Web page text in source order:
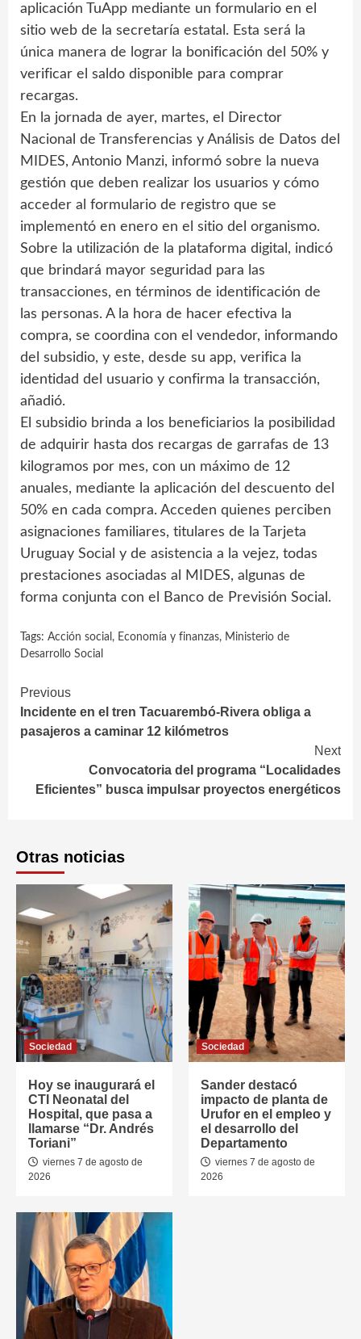
aplicación TuApp mediante un formulario en el
sitio web de la secretaría estatal. Esta será la
única manera de lograr la bonificación del 50% y
verificar el saldo disponible para comprar
recargas.
En la jornada de ayer, martes, el Director
Nacional de Transferencias y Análisis de Datos del
MIDES, Antonio Manzi, informó sobre la nueva
gestión que deben realizar los usuarios y cómo
acceder al formulario de registro que se
implementó en enero en el sitio del organismo.
Sobre la utilización de la plataforma digital, indicó
que brindará mayor seguridad para las
transacciones, en términos de identificación de
las personas. A la hora de hacer efectiva la
compra, se coordina con el vendedor, informando
del subsidio, y este, desde su app, verifica la
identidad del usuario y confirma la transacción,
añadió.
El subsidio brinda a los beneficiarios la posibilidad
de adquirir hasta dos recargas de garrafas de 13
kilogramos por mes, con un máximo de 12
anuales, mediante la aplicación del descuento del
50% en cada compra. Acceden quienes perciben
asignaciones familiares, titulares de la Tarjeta
Uruguay Social y de asistencia a la vejez, todas
prestaciones asociadas al MIDES, algunas de
forma conjunta con el Banco de Previsión Social.
Tags: Acción social , Economía y finanzas, Ministerio de
Desarrollo Social
Continue
Reading
Previous
Incidente en el tren Tacuarembó-Rivera obliga a
pasajeros a caminar 12 kilómetros
Next
Convocatoria del programa “Localidades
Eficientes” busca impulsar proyectos energéticos
Otras noticias
Sociedad
Hoy se inaugurará el
CTI Neonatal del
Hospital, que pasa a
llamarse “Dr. Andrés
Toriani”
viernes 7 de agosto de
2026
Sociedad
Sander destacó
impacto de planta de
Urufor en el empleo y
el desarrollo del
Departamento
viernes 7 de agosto de
2026